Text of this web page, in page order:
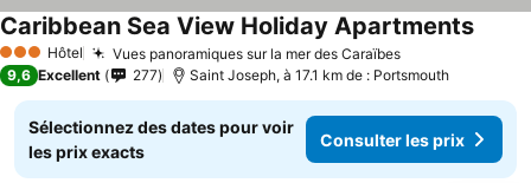
3 ÉtoilesHôtel Vues panoramiques sur la mer des CaraïbesConsulter les
Caribbean Sea View Holiday Apartments
9,6 Excellent 277 Saint Joseph, à 17.1 km de : Portsmouth
Sélectionnez des dates pour voir
les prix exacts
Consulter les prix